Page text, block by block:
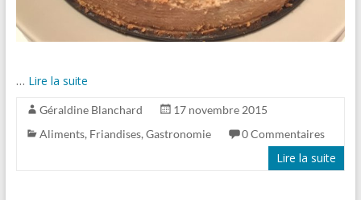
… Lire la suite
Géraldine Blanchard
17 novembre 2015
Aliments, Friandises, Gastronomie 0 Commentaires
Lire la suite